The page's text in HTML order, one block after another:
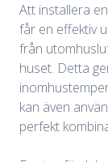
Att installera
får en effektiv
från
huset. Detta
kan även
perfekt